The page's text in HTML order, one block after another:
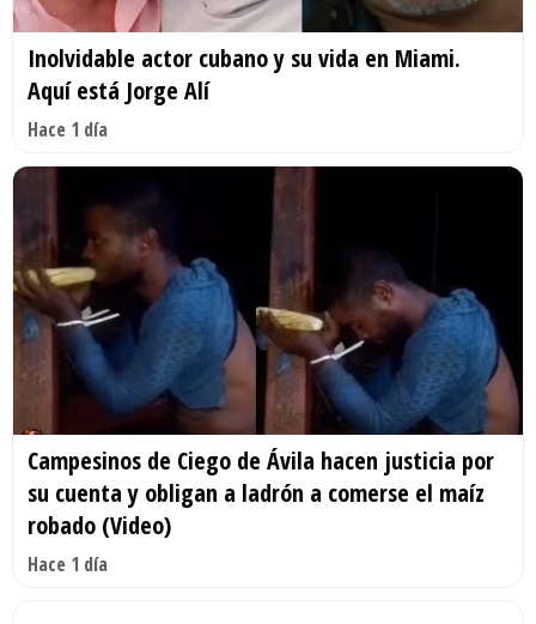
Inolvidable actor cubano y su vida en Miami.
Aquí está Jorge Alí
Hace 1 día
Campesinos de Ciego de Ávila hacen justicia por
su cuenta y obligan a ladrón a comerse el maíz
robado (Video)
Hace 1 día